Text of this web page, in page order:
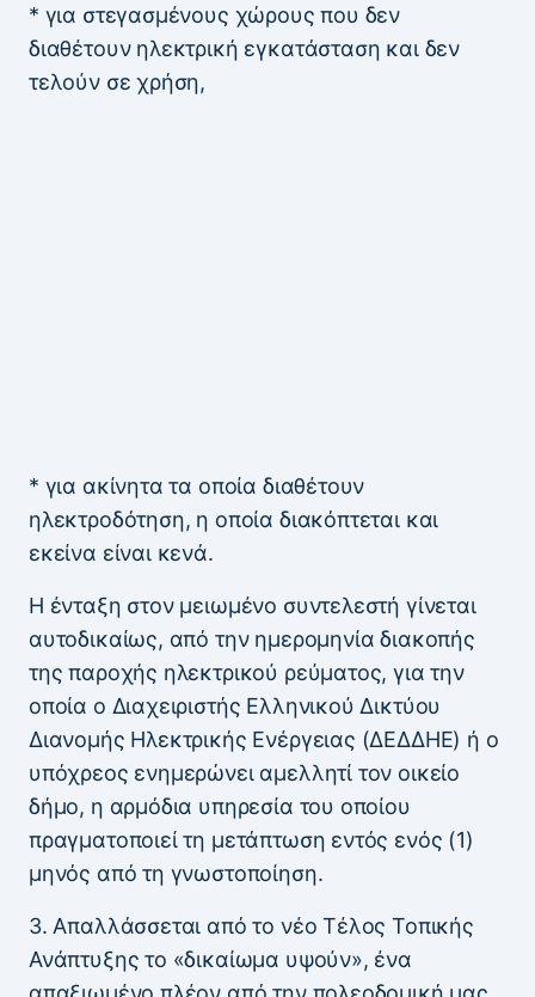
* για στεγασμένους χώρους που δεν
διαθέτουν ηλεκτρική εγκατάσταση και δεν
τελούν σε χρήση,
* για ακίνητα τα οποία διαθέτουν
ηλεκτροδότηση, η οποία διακόπτεται και
εκείνα είναι κενά.
Η ένταξη στον μειωμένο συντελεστή γίνεται
αυτοδικαίως, από την ημερομηνία διακοπής
της παροχής ηλεκτρικού ρεύματος, για την
οποία ο Διαχειριστής Ελληνικού Δικτύου
Διανομής Ηλεκτρικής Ενέργειας (ΔΕΔΔΗΕ) ή ο
υπόχρεος ενημερώνει αμελλητί τον οικείο
δήμο, η αρμόδια υπηρεσία του οποίου
πραγματοποιεί τη μετάπτωση εντός ενός (1)
μηνός από τη γνωστοποίηση.
3. Απαλλάσσεται από το νέο Τέλος Τοπικής
Ανάπτυξης το «δικαίωμα υψούν», ένα